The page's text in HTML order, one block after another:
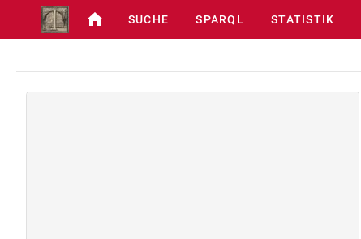
SUCHE SPARQL STATISTIK